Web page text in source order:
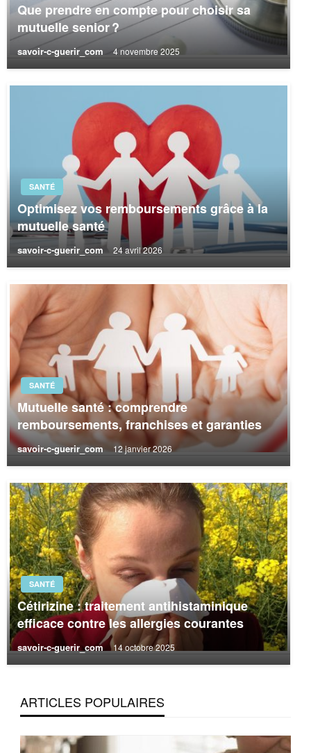
Que prendre en compte pour choisir sa
mutuelle senior ?
savoir-c-guerir_com 4 novembre 2025
SANTÉ
Optimisez vos remboursements grâce à la
mutuelle santé
savoir-c-guerir_com 24 avril 2026
SANTÉ
Mutuelle santé : comprendre
remboursements, franchises et garanties
savoir-c-guerir_com 12 janvier 2026
SANTÉ
Cétirizine : traitement antihistaminique
efficace contre les allergies courantes
savoir-c-guerir_com 14 octobre 2025
ARTICLES POPULAIRES